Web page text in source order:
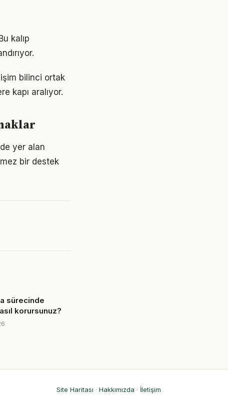
kalıp
bilinci ortak
kapı aralıyor.
yer alan
bir destek
sürecinde
korursunuz?
Site Haritası · Hakkımızda · İletişim